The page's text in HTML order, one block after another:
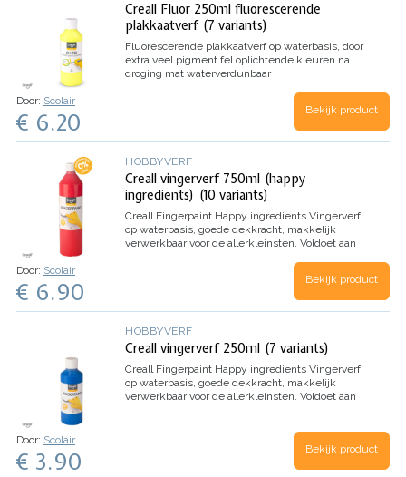
Creall Fluor 250ml fluorescerende
plakkaatverf (7 variants)
Fluorescerende plakkaatverf op waterbasis, door
extra veel pigment fel oplichtende kleuren na
droging mat waterverdunbaar
Door: Scolair
€ 6.20 Bekijk product
HOBBYVERF
Creall vingerverf 750ml (happy
ingredients) (10 variants)
Creall Fingerpaint Happy ingredients Vingerverf
op waterbasis, goede dekkracht, makkelijk
verwerkbaar voor de allerkleinsten. Voldoet aan
Door: Scolair
€ 6.90 Bekijk product
HOBBYVERF
Creall vingerverf 250ml (7 variants)
Creall Fingerpaint Happy ingredients Vingerverf
op waterbasis, goede dekkracht, makkelijk
verwerkbaar voor de allerkleinsten. Voldoet aan
Door: Scolair
€ 3.90 Bekijk product